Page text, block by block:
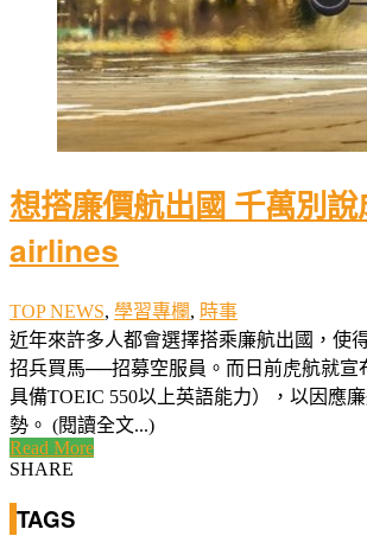
想搭廉價航出國 千萬別
airlines
TOP NEWS, 學習專欄, 時事
近年來許多人都會選擇搭乘廉航出國，使
招兵買馬──招募空服員。而日前虎航就宣
具備TOEIC 550以上英語能力），以因應
勢。 (閱讀全文...)
Read More
SHARE
TAGS